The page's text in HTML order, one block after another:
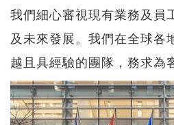
我們細心審視現有業務及員
及未來發展。我們在全球各
越且具經驗的團隊，務求為